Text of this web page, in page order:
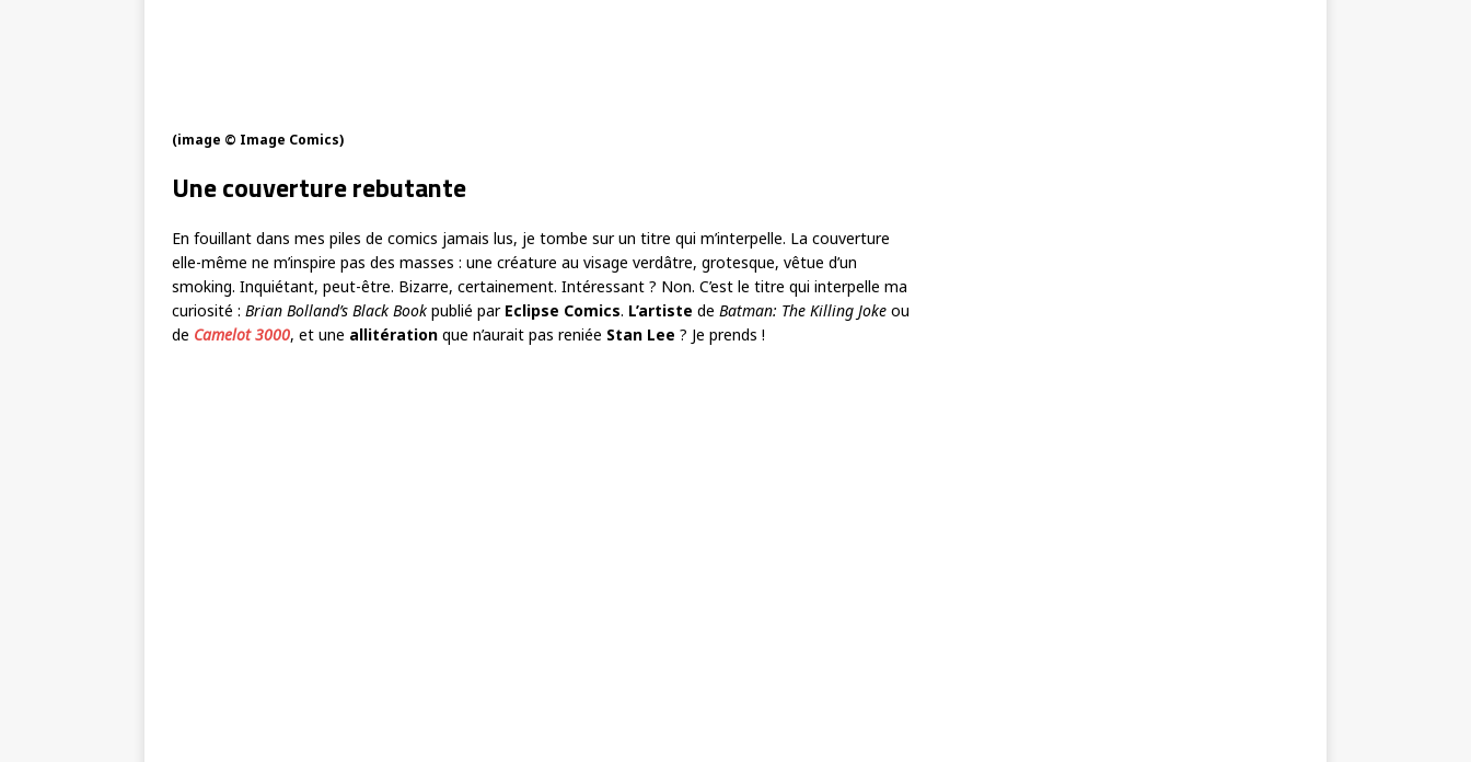
(image © Image Comics)
Une couverture rebutante
En fouillant dans mes piles de comics jamais lus, je tombe sur un titre qui m’interpelle. La couverture
elle-même ne m’inspire pas des masses : une créature au visage verdâtre, grotesque, vêtue d’un
smoking. Inquiétant, peut-être. Bizarre, certainement. Intéressant ? Non. C’est le titre qui interpelle ma
curiosité : Brian Bolland’s Black Book publié par Eclipse Comics. L’artiste de Batman: The Killing Joke ou
de Camelot 3000, et une allitération que n’aurait pas reniée Stan Lee ? Je prends !